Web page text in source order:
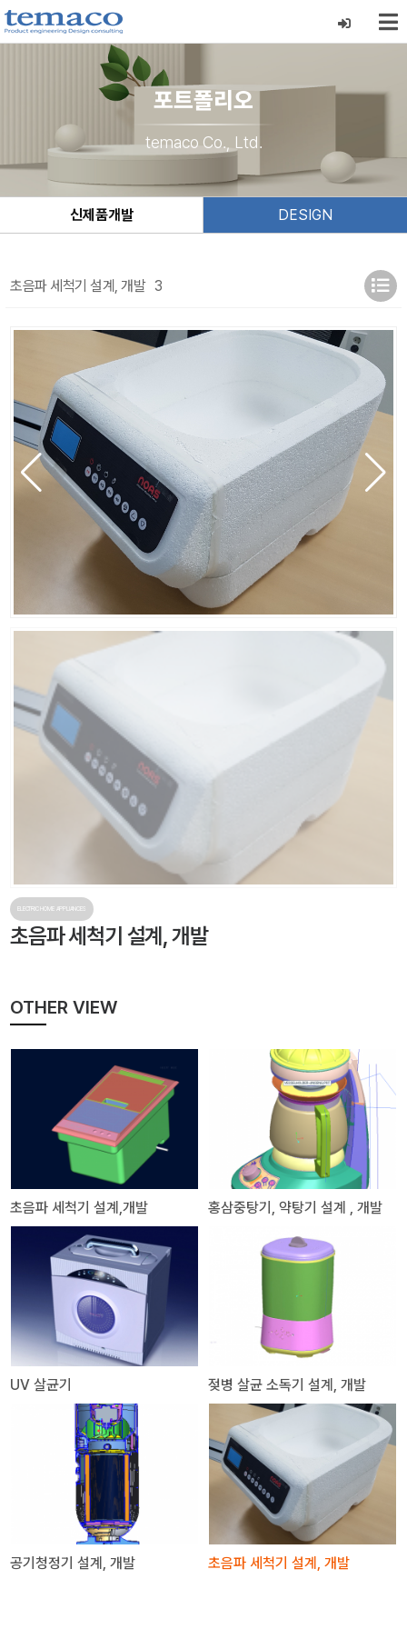
포트폴리오
temaco Co., Ltd.
신제품개발 DESIGN
초음파 세척기 설계, 개발 3
ELECTRIC HOME APPLIANCES
초음파 세척기 설계, 개발
OTHER VIEW
초음파 세척기 설계,개발 홍삼중탕기, 약탕기 설계 , 개발
UV 살균기 젖병 살균 소독기 설계, 개발
공기청정기 설계, 개발 초음파 세척기 설계, 개발